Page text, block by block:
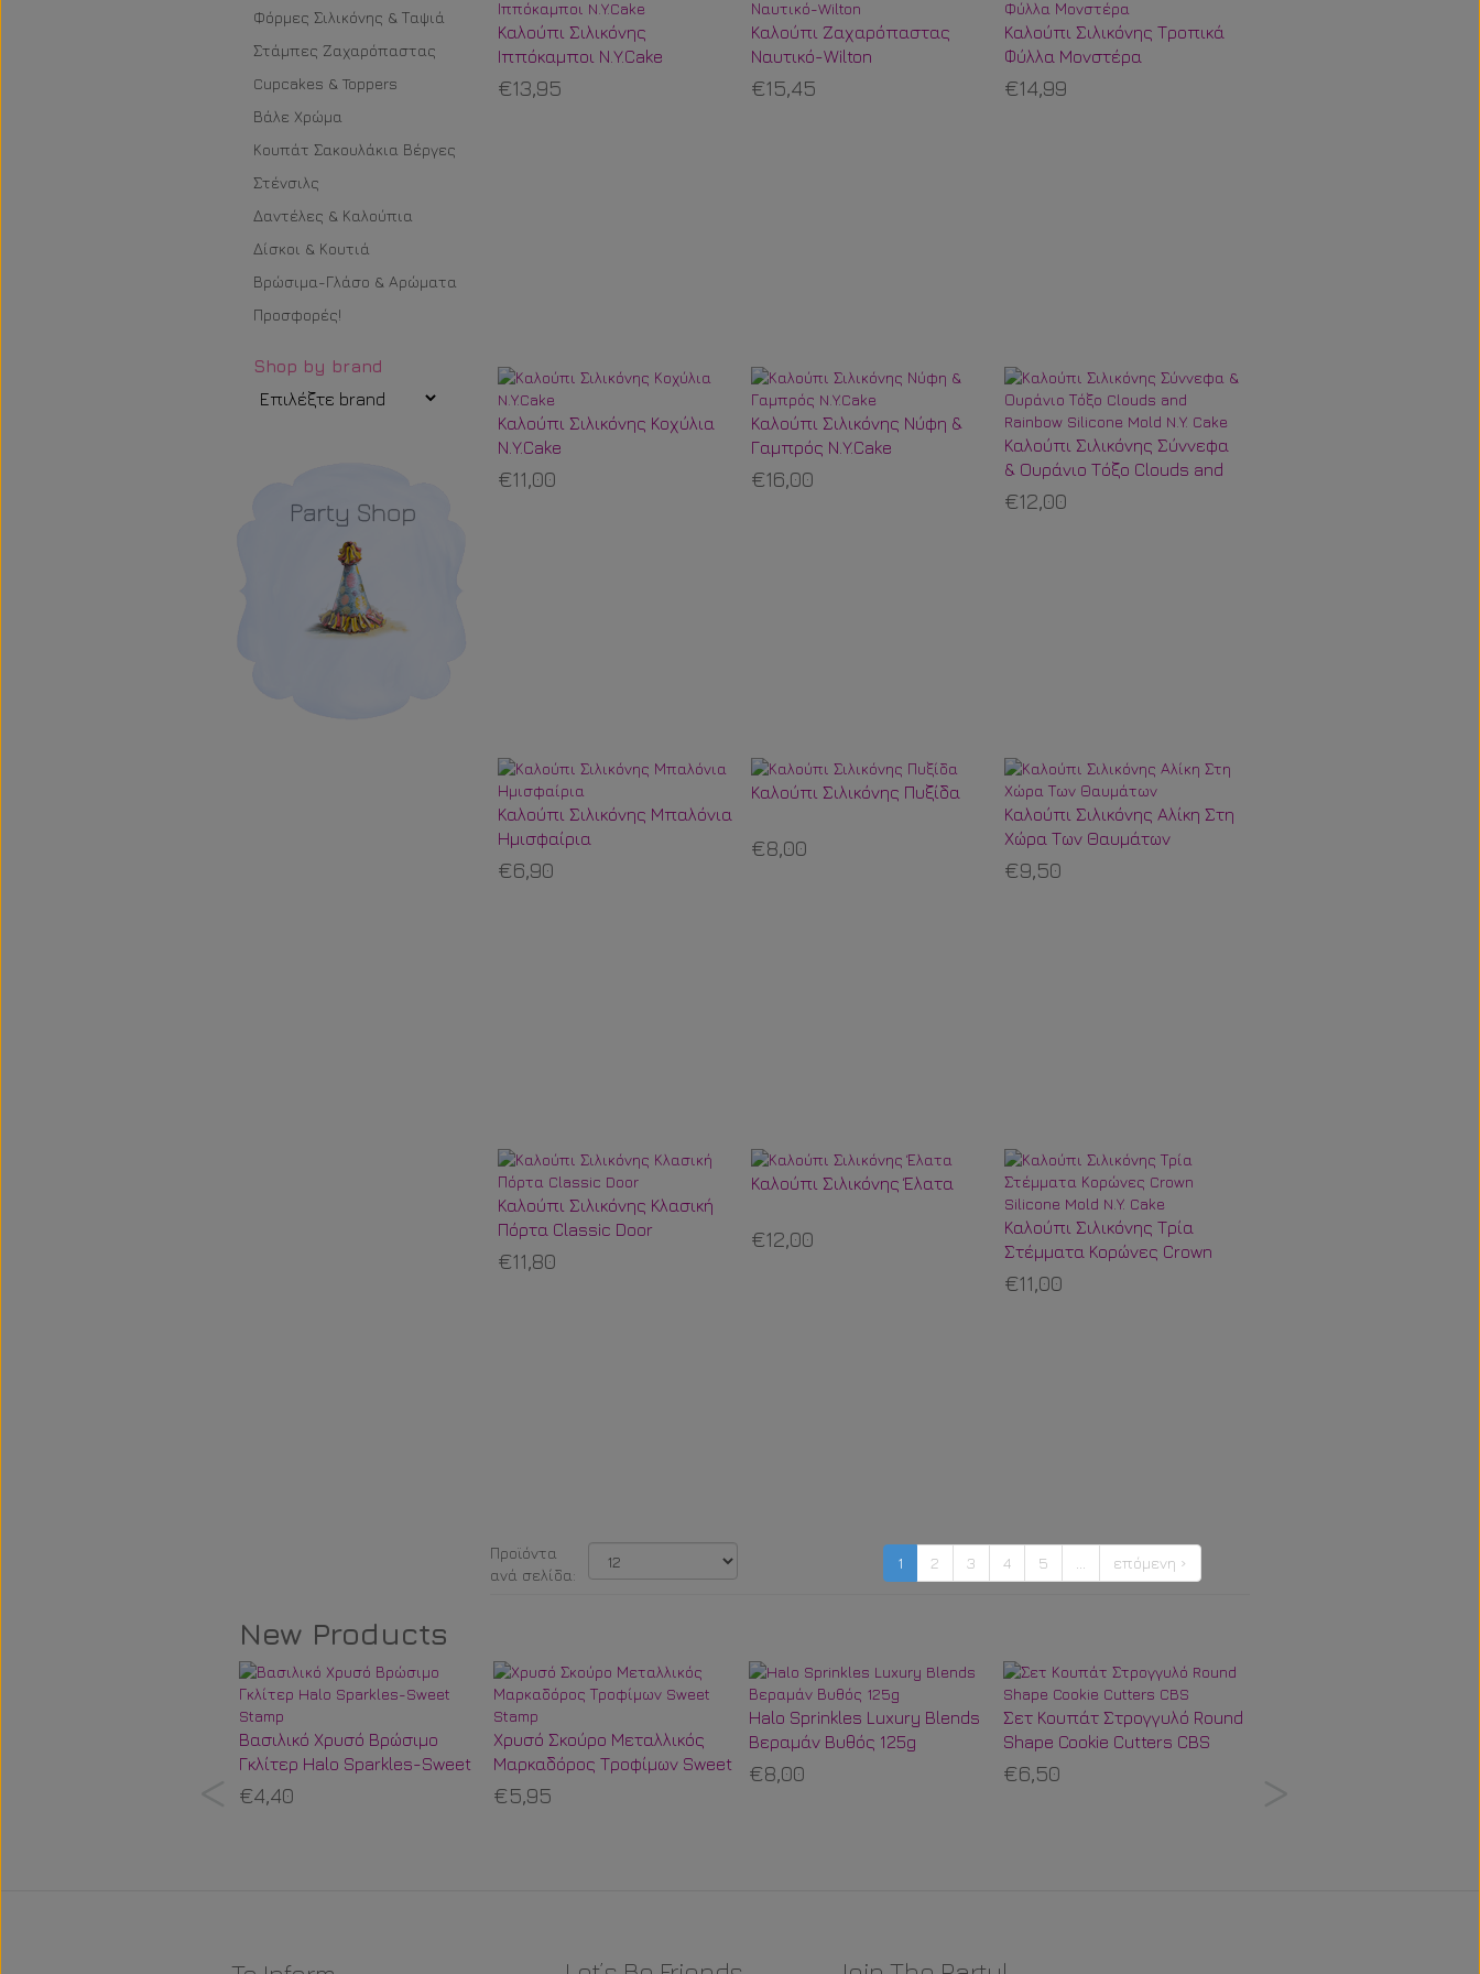
Φόρμες Σιλικόνης & Ταψιά
Στάμπες Ζαχαρόπαστας
Cupcakes & Toppers
Βάλε Χρώμα
Κουπάτ Σακουλάκια Βέργες
Στένσιλς
Δαντέλες & Καλούπια
Δίσκοι & Κουτιά
Βρώσιμα-Γλάσο & Αρώματα
Προσφορές!
Shop by brand
Καλούπι Σιλικόνης
Ιππόκαμποι N.Y.Cake
€13,95
Καλούπι Ζαχαρόπαστας
Ναυτικό-Wilton
€15,45
Καλούπι Σιλικόνης Τροπικά
Φύλλα Μονστέρα
€14,99
Καλούπι Σιλικόνης Κοχύλια
N.Y.Cake
€11,00
Καλούπι Σιλικόνης Νύφη &
Γαμπρός N.Y.Cake
€16,00
Καλούπι Σιλικόνης Σύννεφα
& Ουράνιο Τόξο Clouds and
Rainbow Silicone Mold N.Y.
Cake
€12,00
Καλούπι Σιλικόνης Μπαλόνια
Ημισφαίρια
€6,90
Καλούπι Σιλικόνης Πυξίδα
€8,00
Καλούπι Σιλικόνης Αλίκη Στη
Χώρα Των Θαυμάτων
€9,50
Καλούπι Σιλικόνης Κλασική
Πόρτα Classic Door
€11,80
Καλούπι Σιλικόνης Έλατα
€12,00
Καλούπι Σιλικόνης Τρία
Στέμματα Κορώνες Crown
Silicone Mold N.Y. Cake
€11,00
1 2 3 4 5 επόμενη ›
New Products
Βασιλικό Χρυσό Βρώσιμο
Γκλίτερ Halo Sparkles-Sweet
Stamp
€4,40
Χρυσό Σκούρο Μεταλλικός
Μαρκαδόρος Τροφίμων Sweet
Stamp
€5,95
Halo Sprinkles Luxury Blends
Βεραμάν Βυθός 125g
€8,00
Σετ Κουπάτ Στρογγυλό Round
Shape Cookie Cutters CBS
€6,50